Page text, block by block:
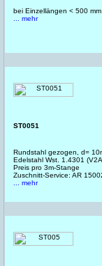
bei Einzellängen < 500
... mehr
ST0051
Rundstahl gezogen, d=
Edelstahl Wst. 1.4301
Preis pro 3m-Stange
Zuschnitt-Service: AR
... mehr